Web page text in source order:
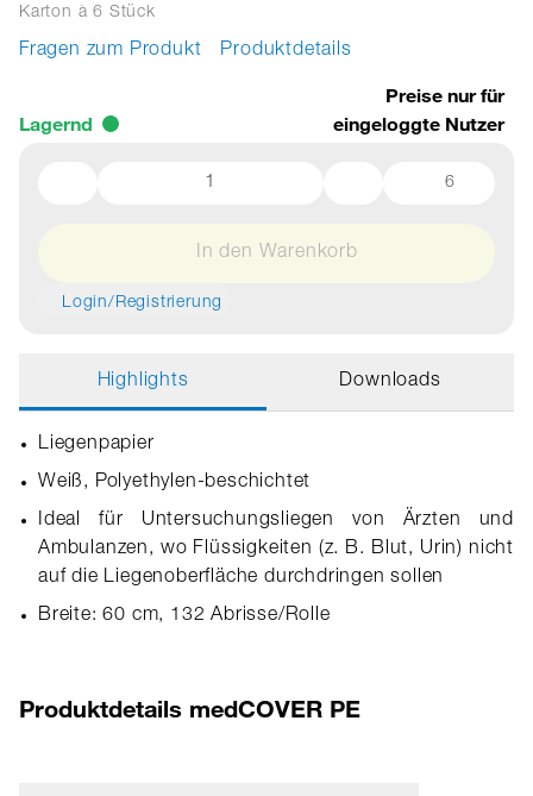
Karton à 6 Stück
Fragen zum Produkt Produktdetails
Lagernd
Preise nur für
eingeloggte Nutzer
6
In den Warenkorb
Login/Registrierung
Highlights Downloads
Liegenpapier
Weiß, Polyethylen-beschichtet
Ideal für Untersuchungsliegen von Ärzten und
Ambulanzen, wo Flüssigkeiten (z. B. Blut, Urin) nicht
auf die Liegenoberfläche durchdringen sollen
Breite: 60 cm, 132 Abrisse/Rolle
Produktdetails medCOVER PE